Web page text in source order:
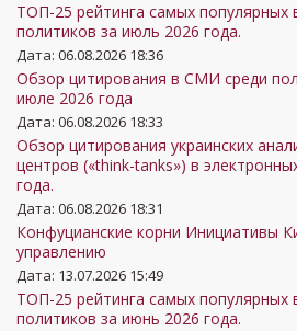
ТОП-25 рейтинга самых популярных
политиков за июль 2026 года.
Дата: 06.08.2026 18:36
Обзор цитирования в СМИ среди
июле 2026 года
Дата: 06.08.2026 18:33
Обзор цитирования украинских
центров («think-tanks») в
года.
Дата: 06.08.2026 18:31
Конфуцианские корни Инициативы
управлению
Дата: 13.07.2026 15:49
ТОП-25 рейтинга самых популярных
политиков за июнь 2026 года.